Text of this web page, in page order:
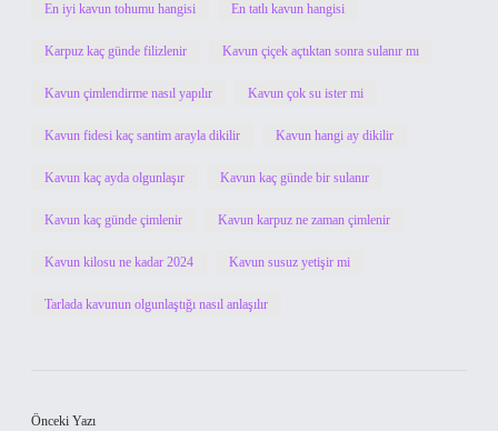
En iyi kavun tohumu hangisi En tatlı kavun hangisi
Karpuz kaç günde filizlenir Kavun çiçek açtıktan sonra sulanır mı
Kavun çimlendirme nasıl yapılır Kavun çok su ister mi
Kavun fidesi kaç santim arayla dikilir Kavun hangi ay dikilir
Kavun kaç ayda olgunlaşır Kavun kaç günde bir sulanır
Kavun kaç günde çimlenir Kavun karpuz ne zaman çimlenir
Kavun kilosu ne kadar 2024 Kavun susuz yetişir mi
Tarlada kavunun olgunlaştığı nasıl anlaşılır
Önceki Yazı